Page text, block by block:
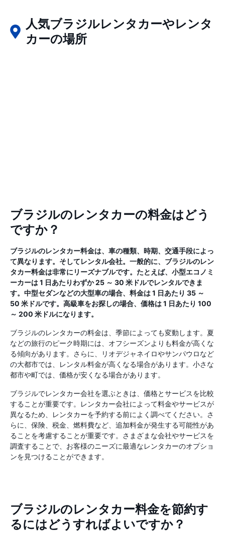
人気ブラジルレンタカーやレンタ
カーの場所
ブラジルのレンタカーの料金はどう
ですか？
ブラジルのレンタカー料金は、車の種類、時期、交通手段によっ
て異なります。そしてレンタル会社。一般的に、ブラジルのレン
タカー料金は非常にリーズナブルです。たとえば、小型エコノミ
ーカーは 1 日あたりわずか 25 ～ 30 米ドルでレンタルできま
す。中型セダンなどの大型車の場合、料金は 1 日あたり 35 ～
50 米ドルです。高級車をお探しの場合、価格は 1 日あたり 100
～ 200 米ドルになります。
ブラジルのレンタカーの料金は、季節によっても変動します。夏
などの旅行のピーク時期には、オフシーズンよりも料金が高くな
る傾向があります。さらに、リオデジャネイロやサンパウロなど
の大都市では、レンタル料金が高くなる場合があります。小さな
都市や町では、価格が安くなる場合があります。
ブラジルでレンタカー会社を選ぶときは、価格とサービスを比較
することが重要です。レンタカー会社によって料金やサービスが
異なるため、レンタカーを予約する前によく調べてください。さ
らに、保険、税金、燃料費など、追加料金が発生する可能性があ
ることを考慮することが重要です。さまざまな会社やサービスを
調査することで、お客様のニーズに最適なレンタカーのオプショ
ンを見つけることができます。
ブラジルのレンタカー料金を節約す
るにはどうすればよいですか？